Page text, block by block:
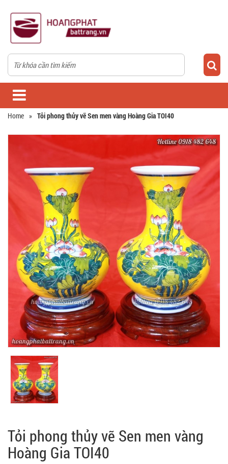
Home » Tỏi phong thủy vẽ Sen men vàng Hoàng Gia TOI40
Tỏi phong thủy vẽ Sen men vàng
Hoàng Gia TOI40